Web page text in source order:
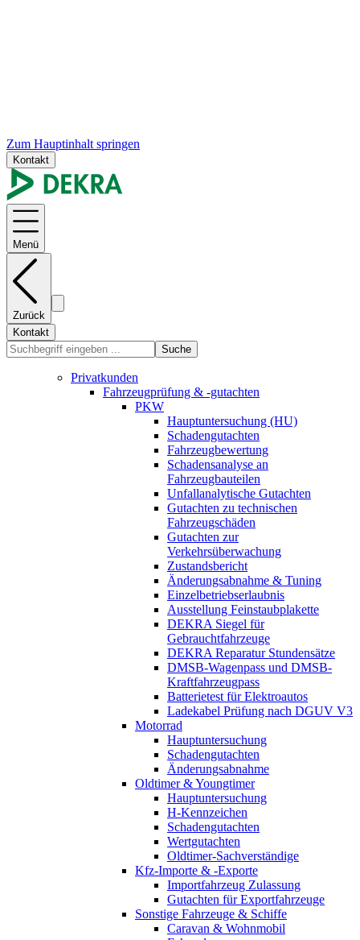
Zum Hauptinhalt springen
Kontakt
Menü
Zurück
Kontakt
Suche
Privatkunden
Fahrzeugprüfung & -gutachten
PKW
Hauptuntersuchung (HU)
Schadengutachten
Fahrzeugbewertung
Schadensanalyse an
Fahrzeugbauteilen
Unfallanalytische Gutachten
Gutachten zu technischen
Fahrzeugschäden
Gutachten zur
Verkehrsüberwachung
Zustandsbericht
Änderungsabnahme & Tuning
Einzelbetriebserlaubnis
Ausstellung Feinstaubplakette
DEKRA Siegel für
Gebrauchtfahrzeuge
DEKRA Reparatur Stundensätze
DMSB-Wagenpass und DMSB-
Kraftfahrzeugpass
Batterietest für Elektroautos
Ladekabel Prüfung nach DGUV V3
Motorrad
Hauptuntersuchung
Schadengutachten
Änderungsabnahme
Oldtimer & Youngtimer
Hauptuntersuchung
H-Kennzeichen
Schadengutachten
Wertgutachten
Oldtimer-Sachverständige
Kfz-Importe & -Exporte
Importfahrzeug Zulassung
Gutachten für Exportfahrzeuge
Sonstige Fahrzeuge & Schiffe
Caravan & Wohnmobil